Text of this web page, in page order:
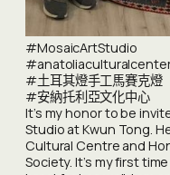
#MosaicArtStudio
#土耳其燈手工馬賽克燈
#安納托利亞文化中心
It’s my honor to be
Studio at Kwun Tong.
Cultural Centre and
Society. It’s my first